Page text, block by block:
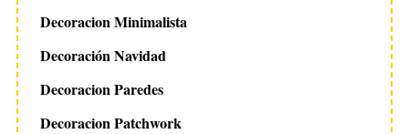
Decoracion Minimalista
Decoración Navidad
Decoracion Paredes
Decoracion Patchwork